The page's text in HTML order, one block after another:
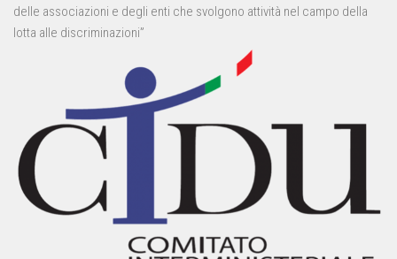
delle associazioni e degli enti che svolgono attività nel campo della
lotta alle discriminazioni”